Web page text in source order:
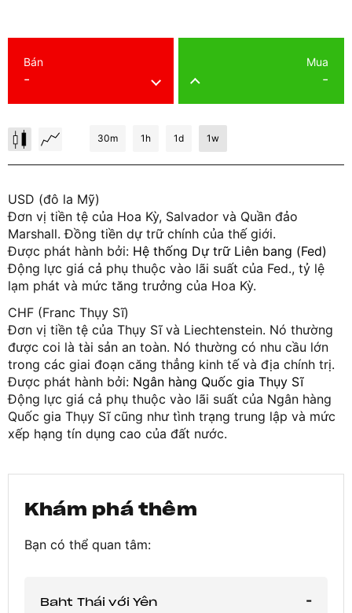
-
Bán
-
Mua
30m 1h 1d 1w
USD (đô la Mỹ)
Đơn vị tiền tệ của Hoa Kỳ, Salvador và Quần đảo
Marshall. Đồng tiền dự trữ chính của thế giới.
Được phát hành bởi: Hệ thống Dự trữ Liên bang (Fed)
Động lực giá cả phụ thuộc vào lãi suất của Fed., tỷ lệ
lạm phát và mức tăng trưởng của Hoa Kỳ.
CHF (Franc Thụy Sĩ)
Đơn vị tiền tệ của Thụy Sĩ và Liechtenstein. Nó thường
được coi là tài sản an toàn. Nó thường có nhu cầu lớn
trong các giai đoạn căng thẳng kinh tế và địa chính trị.
Được phát hành bởi: Ngân hàng Quốc gia Thụy Sĩ
Động lực giá cả phụ thuộc vào lãi suất của Ngân hàng
Quốc gia Thụy Sĩ cũng như tình trạng trung lập và mức
xếp hạng tín dụng cao của đất nước.
Khám phá thêm
Bạn có thể quan tâm:
Baht Thái với Yên
-